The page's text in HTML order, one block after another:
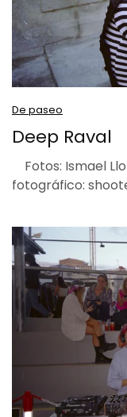
De paseo
Deep Raval
Fotos: Ismael
fotográfico: